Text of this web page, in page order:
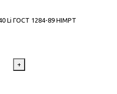
Li ГОСТ 1284-89 HIMPT
+